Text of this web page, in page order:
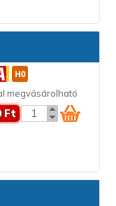
megvásárolható
Ft